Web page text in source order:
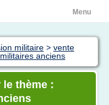
Menu
militaire > vente
anciens
thème :